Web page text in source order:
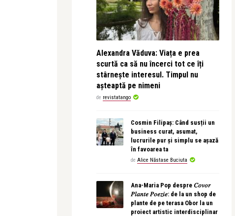
Alexandra Văduva: Viața e prea
scurtă ca să nu încerci tot ce îți
stârnește interesul. Timpul nu
așteaptă pe nimeni
de revistatango
Cosmin Filipaș: Când susții un
business curat, asumat,
lucrurile pur și simplu se așază
în favoarea ta
de Alice Năstase Buciuta
Ana-Maria Pop despre 𝐶𝑜𝑣𝑜𝑟
𝑃𝑙𝑎𝑛𝑡𝑒 𝑃𝑜𝑒𝑧𝑖𝑒: de la un shop de
plante de pe terasa Obor la un
proiect artistic interdisciplinar